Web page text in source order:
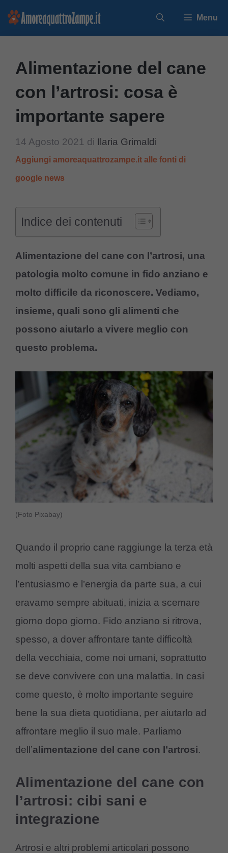
Vai
Menu
Alimentazione del cane
con l’artrosi: cosa è
importante sapere
14 Agosto 2021 di Ilaria Grimaldi
Aggiungi amoreaquattrozampe.it alle fonti di
google news
Indice dei contenuti
Alimentazione del cane con l’artrosi, una
patologia molto comune in fido anziano e
molto difficile da riconoscere. Vediamo,
insieme, quali sono gli alimenti che
possono aiutarlo a vivere meglio con
questo problema.
(Foto Pixabay)
Quando il proprio cane raggiunge la terza età
molti aspetti della sua vita cambiano e
l’entusiasmo e l’energia da parte sua, a cui
eravamo sempre abituati, inizia a scemare
giorno dopo giorno. Fido anziano si ritrova,
spesso, a dover affrontare tante difficoltà
della vecchiaia, come noi umani, soprattutto
se deve convivere con una malattia. In casi
come questo, è molto importante seguire
bene la sua dieta quotidiana, per aiutarlo ad
affrontare meglio il suo male. Parliamo
dell’alimentazione del cane con l’artrosi.
Alimentazione del cane con
l’artrosi: cibi sani e
integrazione
Artrosi e altri problemi articolari possono